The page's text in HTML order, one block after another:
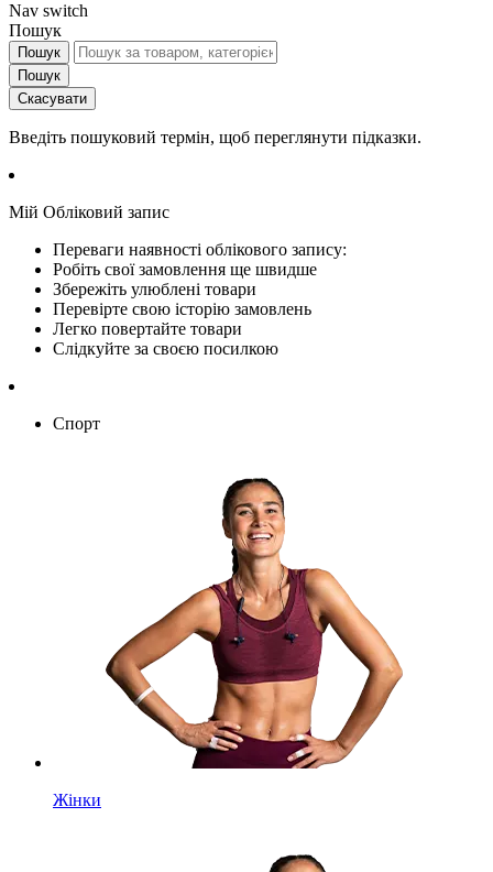
Nav switch
Пошук
Пошук
Пошук
Скасувати
Введіть пошуковий термін, щоб переглянути підказки.
Мій Обліковий запис
Переваги наявності облікового запису:
Робіть свої замовлення ще швидше
Збережіть улюблені товари
Перевірте свою історію замовлень
Легко повертайте товари
Слідкуйте за своєю посилкою
Спорт
Жінки